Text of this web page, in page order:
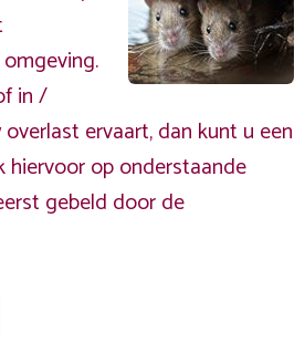
in /
ervaart, dan kunt u een
hiervoor op onderstaande
gebeld door de